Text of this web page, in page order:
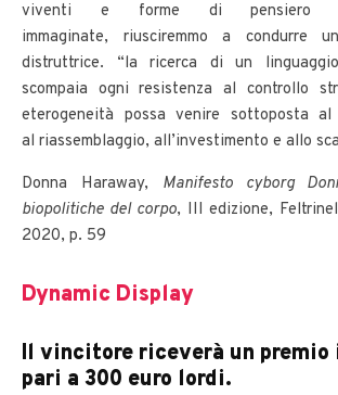
viventi e forme di pensiero
immaginate, riusciremmo a condurre
distruttrice. “la ricerca di un
scompaia ogni resistenza al controllo
eterogeneità possa venire sottoposta al
al riassemblaggio, all’investimento e allo
Donna Haraway, Manifesto cyborg
biopolitiche del corpo, III edizione,
2020, p. 59
Dynamic Display
Il vincitore riceverà un premio
pari a 300 euro lordi.